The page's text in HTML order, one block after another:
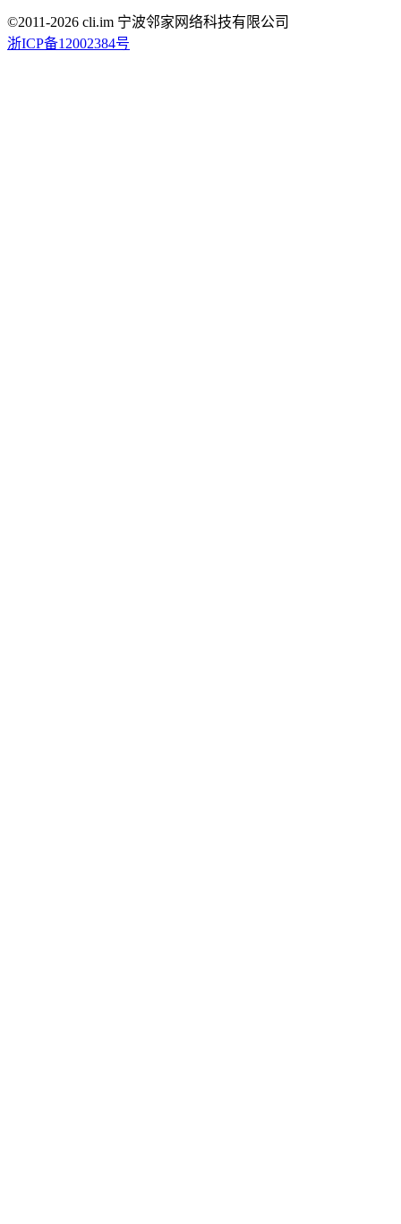
©2011-2026 cli.im 宁波邻家网络科技有限公司
浙ICP备12002384号